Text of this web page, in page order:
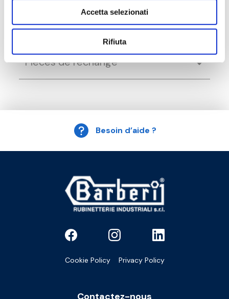
Accetta selezionati
Rifiuta
Produits alternatifs
Pièces de rechange
Besoin d’aide ?
Cookie Policy Privacy Policy